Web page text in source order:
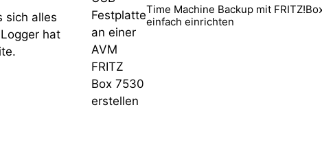
sich alles
hat
Time Machine Backup mit
einfach einrichten